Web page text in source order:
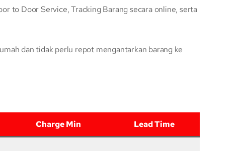
to Door Service, Tracking Barang secara online, serta
dan tidak perlu repot mengantarkan barang ke
Charge Min Lead Time